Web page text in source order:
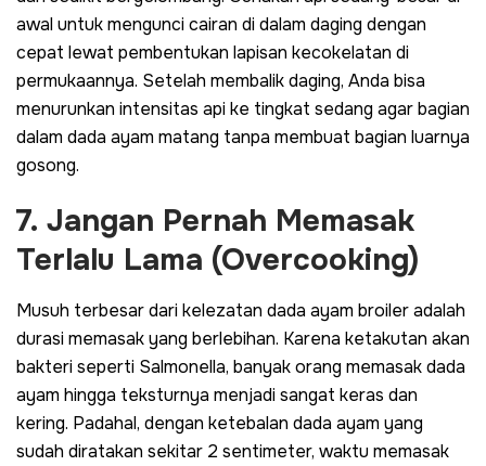
awal untuk mengunci cairan di dalam daging dengan
cepat lewat pembentukan lapisan kecokelatan di
permukaannya. Setelah membalik daging, Anda bisa
menurunkan intensitas api ke tingkat sedang agar bagian
dalam dada ayam matang tanpa membuat bagian luarnya
gosong.
7. Jangan Pernah Memasak
Terlalu Lama (Overcooking)
Musuh terbesar dari kelezatan dada ayam broiler adalah
durasi memasak yang berlebihan. Karena ketakutan akan
bakteri seperti Salmonella, banyak orang memasak dada
ayam hingga teksturnya menjadi sangat keras dan
kering. Padahal, dengan ketebalan dada ayam yang
sudah diratakan sekitar 2 sentimeter, waktu memasak